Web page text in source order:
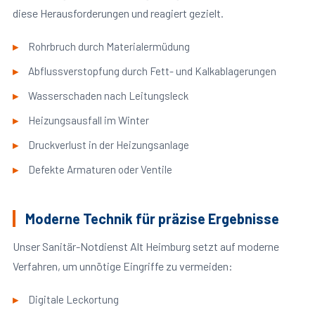
diese Herausforderungen und reagiert gezielt.
Rohrbruch durch Materialermüdung
Abflussverstopfung durch Fett- und Kalkablagerungen
Wasserschaden nach Leitungsleck
Heizungsausfall im Winter
Druckverlust in der Heizungsanlage
Defekte Armaturen oder Ventile
Moderne Technik für präzise Ergebnisse
Unser Sanitär-Notdienst Alt Heimburg setzt auf moderne
Verfahren, um unnötige Eingriffe zu vermeiden:
Digitale Leckortung